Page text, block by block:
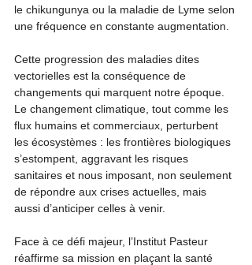
le chikungunya ou la maladie de Lyme selon
une fréquence en constante augmentation.
Cette progression des maladies dites
vectorielles est la conséquence de
changements qui marquent notre époque.
Le changement climatique, tout comme les
flux humains et commerciaux, perturbent
les écosystèmes : les frontières biologiques
s’estompent, aggravant les risques
sanitaires et nous imposant, non seulement
de répondre aux crises actuelles, mais
aussi d’anticiper celles à venir.
Face à ce défi majeur, l’Institut Pasteur
réaffirme sa mission en plaçant la santé